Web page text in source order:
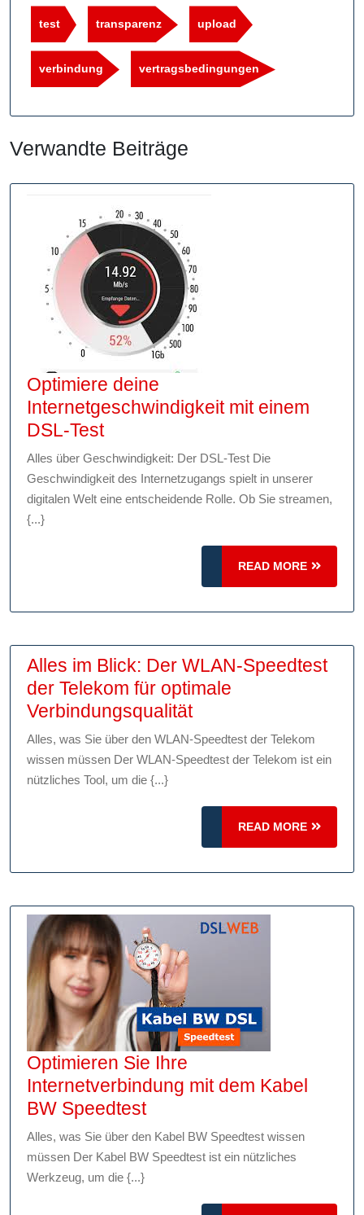
test transparenz upload
verbindung vertragsbedingungen
Verwandte Beiträge
Optimiere deine
Internetgeschwindigkeit mit einem
DSL-TestOptimiere
deine
Internetgeschwindigkeit
mit
Alles über Geschwindigkeit: Der DSL-Test Die
Geschwindigkeit des Internetzugangs spielt in unserer
digitalen Welt eine entscheidende Rolle. Ob Sie streamen,
{...}
READ MORE
READ
MORE
Alles im Blick: Der WLAN-Speedtest
der Telekom für optimale
VerbindungsqualitätAlles
im
Blick:
WLAN-
Speedtest
der
Telekom
optimale
Verbindungsqualität
Alles, was Sie über den WLAN-Speedtest der Telekom
wissen müssen Der WLAN-Speedtest der Telekom ist ein
nützliches Tool, um die {...}
READ MORE
READ
MORE
Optimieren Sie Ihre
Internetverbindung mit dem Kabel
BW SpeedtestOptimieren
Sie
Ihre
Alles, was Sie über den Kabel BW Speedtest wissen
müssen Der Kabel BW Speedtest ist ein nützliches
Werkzeug, um die {...}